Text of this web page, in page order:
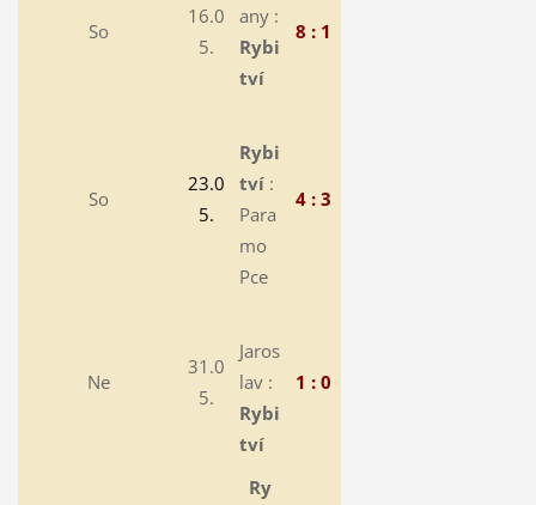
So
16.0
5.
any :
Rybi
tví
8 : 1
So
23.0
5.
Rybi
tví:
Para
mo
Pce
4 : 3
Ne
31.0
5.
Jaros
lav :
Rybi
tví
1 : 0
Ry